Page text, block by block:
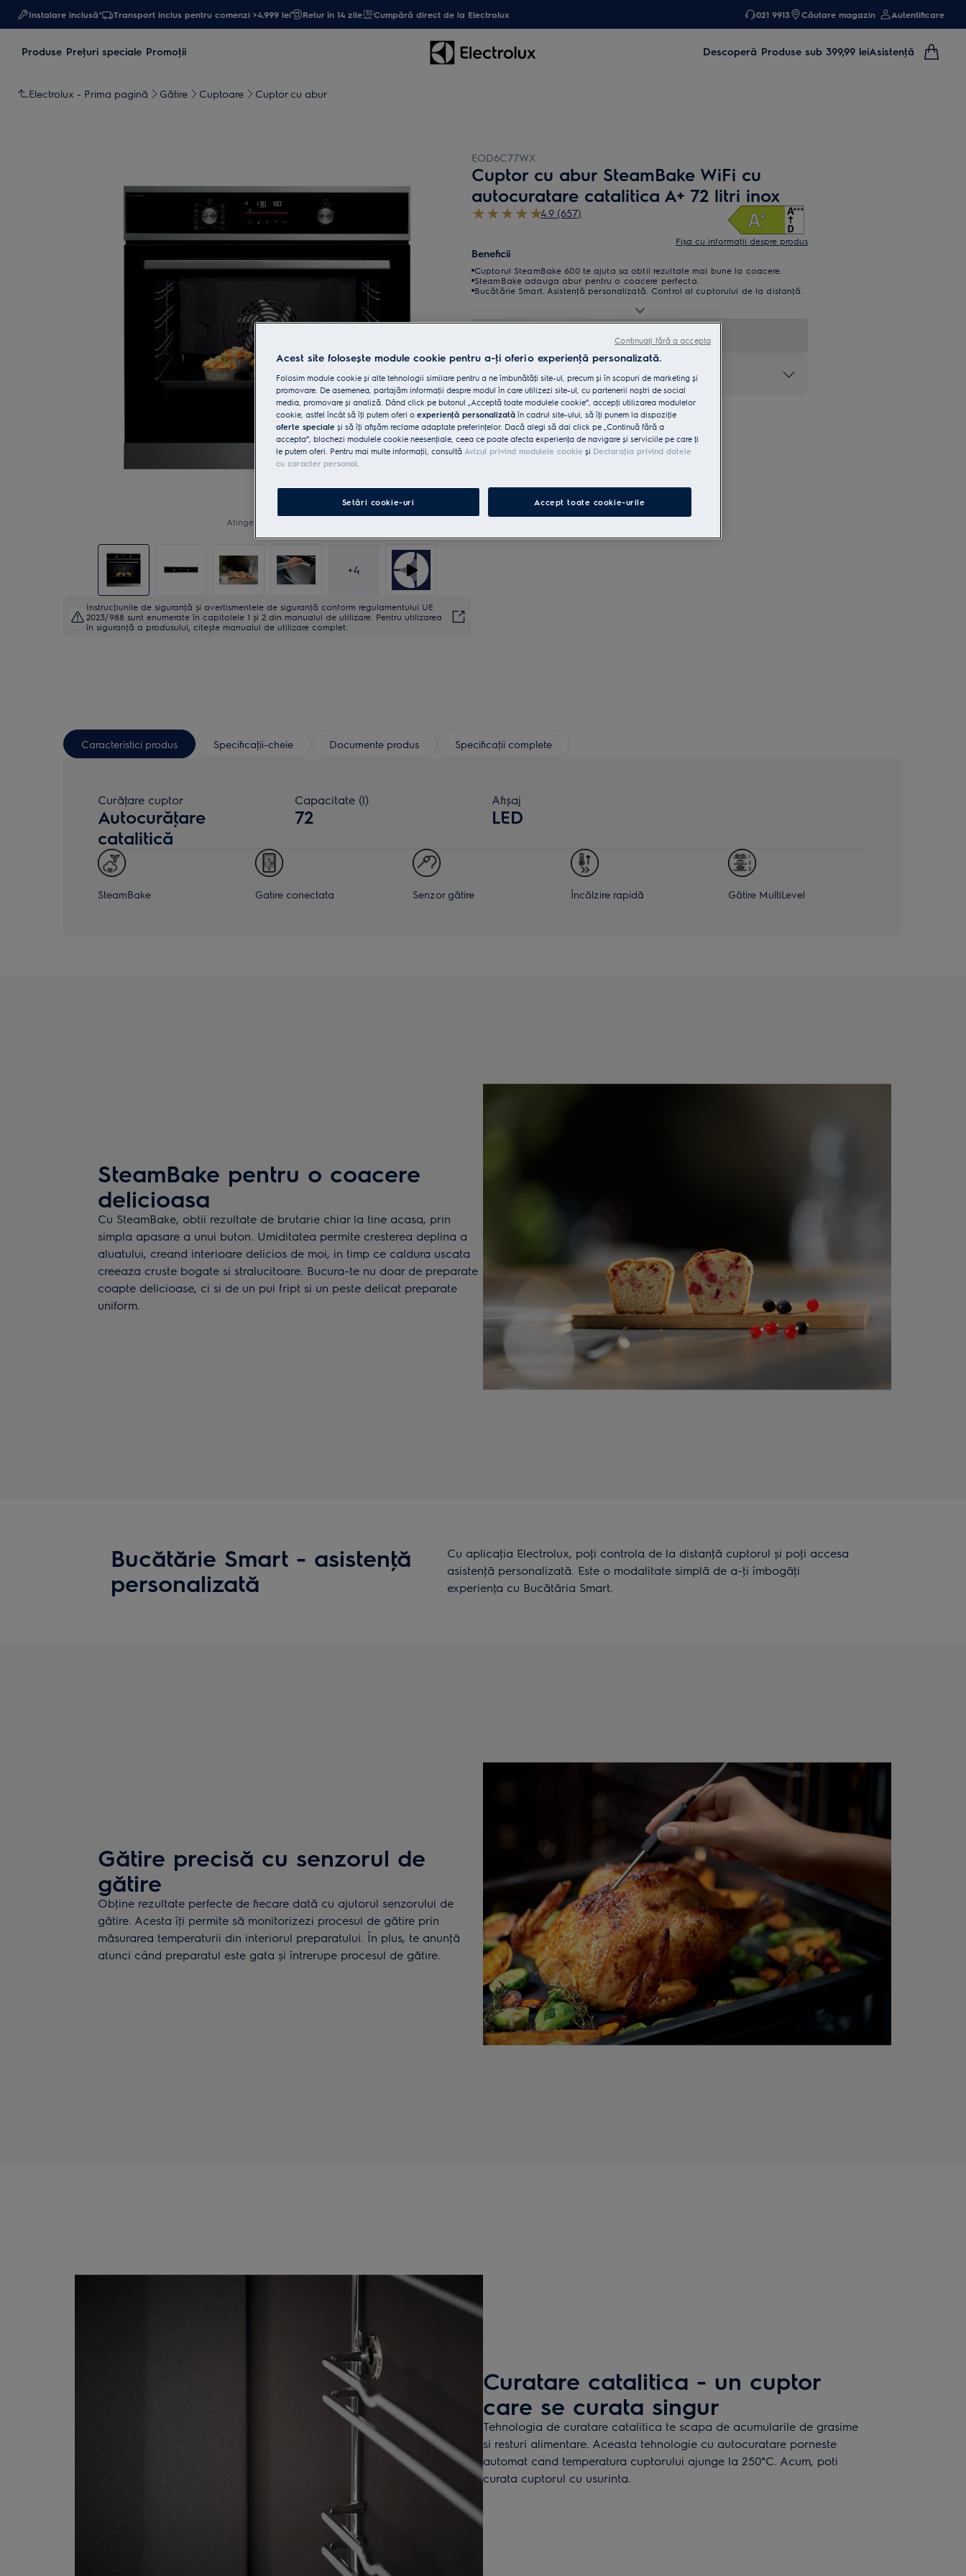
Instalare inclusă* Transport inclus pentru comenzi >4.999 lei Retur în 14 zile Cumpără direct de la Electrolux 021 9913 Căutare magazin Autentificare
Produse Preţuri speciale Promoţii Descoperă Produse sub 399,99 leiAsistenţă
Electrolux - Prima pagină Gătire Cuptoare Cuptor cu abur
Atinge pentru zoom
+4
Instrucţiunile de siguranţă și avertismentele de siguranţă conform regulamentului UE
2023/988 sunt enumerate în capitolele 1 și 2 din manualul de utilizare. Pentru utilizarea
în siguranţă a produsului, citește manualul de utilizare complet.
EOD6C77WX
Cuptor cu abur SteamBake WiFi cu
autocuratare catalitica A+ 72 litri inox
4.9 (657)
Fișa cu informaţii despre produs
Beneficii
Cuptorul SteamBake 600 te ajuta sa obtii rezultate mai bune la coacere.
SteamBake adauga abur pentru o coacere perfecta.
Bucătărie Smart. Asistenţă personalizată. Control al cuptorului de la distanţă.
5 ani garanţie, confort asigurat
Caracteristici produs Specificaţii-cheie Documente produs Specificaţii complete
Curăţare cuptor
Autocurăţare
catalitică
Capacitate (l)
72
Afișaj
LED
SteamBake Gatire conectata Senzor gătire Încălzire rapidă Gătire MultiLevel
SteamBake pentru o coacere
delicioasa
Cu SteamBake, obtii rezultate de brutarie chiar la tine acasa, prin
simpla apasare a unui buton. Umiditatea permite cresterea deplina a
aluatului, creand interioare delicios de moi, in timp ce caldura uscata
creeaza cruste bogate si stralucitoare. Bucura-te nu doar de preparate
coapte delicioase, ci si de un pui fript si un peste delicat preparate
uniform.
Bucătărie Smart - asistenţă
personalizată
Cu aplicaţia Electrolux, poţi controla de la distanţă cuptorul și poţi accesa
asistenţă personalizată. Este o modalitate simplă de a-ţi îmbogăţi
experienţa cu Bucătăria Smart.
Gătire precisă cu senzorul de
gătire
Obţine rezultate perfecte de fiecare dată cu ajutorul senzorului de
gătire. Acesta îţi permite să monitorizezi procesul de gătire prin
măsurarea temperaturii din interiorul preparatului. În plus, te anunţă
atunci când preparatul este gata și întrerupe procesul de gătire.
Curatare catalitica - un cuptor
care se curata singur
Tehnologia de curatare catalitica te scapa de acumularile de grasime
si resturi alimentare. Aceasta tehnologie cu autocuratare porneste
automat cand temperatura cuptorului ajunge la 250°C. Acum, poti
curata cuptorul cu usurinta.
Acest site folosește module cookie pentru a-ţi oferi o experienţă personalizată.
Folosim module cookie și alte tehnologii similare pentru a ne îmbunătăţi site-ul, precum și în scopuri de marketing și
promovare. De asemenea, partajăm informaţii despre modul în care utilizezi site-ul, cu partenerii noștri de social
media, promovare și analiză. Dând click pe butonul „Acceptă toate modulele cookie”, accepţi utilizarea modulelor
cookie, astfel încât să îţi putem oferi o experienţă personalizată în cadrul site-ului, să îţi punem la dispoziţie
oferte speciale și să îţi afișăm reclame adaptate preferinţelor. Dacă alegi să dai click pe „Continuă fără a
accepta”, blochezi modulele cookie neesenţiale, ceea ce poate afecta experienţa de navigare și serviciile pe care ţi
le putem oferi. Pentru mai multe informaţii, consultă Avizul privind modulele cookie și Declaraţia privind datele
cu caracter personal.
Setări cookie-uri Accept toate cookie-urile
Continuați fără a accepta